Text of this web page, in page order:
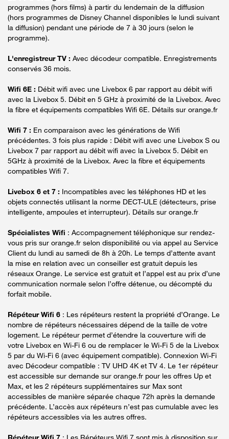
programmes (hors films) à partir du lendemain de la diffusion
(hors programmes de Disney Channel disponibles le lundi suivant
la diffusion) pendant une période de 7 à 30 jours (selon le
programme).
L'enregistreur TV : Avec décodeur compatible. Enregistrements
conservés 36 mois.
Wifi 6E : Débit wifi avec une Livebox 6 par rapport au débit wifi
avec la Livebox 5. Débit en 5 GHz à proximité de la Livebox. Avec
la fibre et équipements compatibles Wifi 6E. Détails sur orange.fr
Wifi 7 : En comparaison avec les générations de Wifi
précédentes. 3 fois plus rapide : Débit wifi avec une Livebox S ou
Livebox 7 par rapport au débit wifi avec la Livebox 5. Débit en
5GHz à proximité de la Livebox. Avec la fibre et équipements
compatibles Wifi 7.
Livebox 6 et 7 : Incompatibles avec les téléphones HD et les
objets connectés utilisant la norme DECT-ULE (détecteurs, prise
intelligente, ampoules et interrupteur). Détails sur orange.fr
Spécialistes Wifi : Accompagnement téléphonique sur rendez-
vous pris sur orange.fr selon disponibilité ou via appel au Service
Client du lundi au samedi de 8h à 20h. Le temps d’attente avant
la mise en relation avec un conseiller est gratuit depuis les
réseaux Orange. Le service est gratuit et l’appel est au prix d’une
communication normale selon l’offre détenue, ou décompté du
forfait mobile.
Répéteur Wifi 6 : Les répéteurs restent la propriété d’Orange. Le
nombre de répéteurs nécessaires dépend de la taille de votre
logement. Le répéteur permet d’étendre la couverture wifi de
votre Livebox en Wi-Fi 6 ou de remplacer le Wi-Fi 5 de la Livebox
5 par du Wi-Fi 6 (avec équipement compatible). Connexion Wi-Fi
avec Décodeur compatible : TV UHD 4K et TV 4. Le 1er répéteur
est accessible sur demande sur orange.fr pour les offres Up et
Max, et les 2 répéteurs supplémentaires sur Max sont
accessibles de manière séparée chaque 72h après la demande
précédente. L’accès aux répéteurs n’est pas cumulable avec les
répéteurs accessibles via les autres offres.
Répéteur Wifi 7 : Les Répéteurs Wifi 7 sont mis à disposition sur